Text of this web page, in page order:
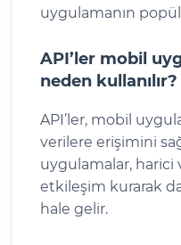
uygulamanın
API’ler mobil
neden kullanılır?
API’ler, mobil
verilere erişimini
uygulamalar, harici
etkileşim kurarak
hale gelir.